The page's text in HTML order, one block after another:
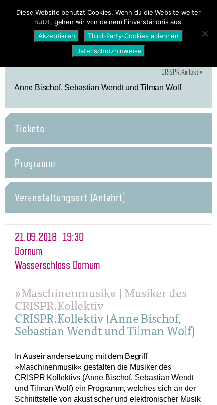
PROGRAMM ÜBER UNS NEWS
CRISPR.Kollektiv
Anne Bischof, Sebastian Wendt und Tilman Wolf
Tickets
Programm
Veranstaltungsort (Anfahrt)
21.09.2018 | 19:30
Dornum
Wasserschloss Dornum
»Maschinenmusik« | Musiker des
CRISPR.Kollektiv
CRISPR.Kollektiv (Anne Bischof,
Sebastian Wendt und Tilman Wolf)
In Auseinandersetzung mit dem Begriff
»Maschinenmusik« gestalten die Musiker des
CRISPR.Kollektivs (Anne Bischof, Sebastian Wendt
und Tilman Wolf) ein Programm, welches sich an der
Schnittstelle von akustischer und elektronischer Musik
Diese Website benutzt Cookies. Wenn du die Website weiter
nutzt, gehen wir von deinem Einverständnis aus.
Akzeptieren
Third-Party-Cookies ablehnen
Datenschutzhinweise